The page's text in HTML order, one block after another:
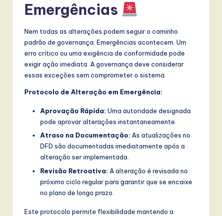
Emergências
Nem todas as alterações podem seguir o caminho
padrão de governança. Emergências acontecem. Um
erro crítico ou uma exigência de conformidade pode
exigir ação imediata. A governança deve considerar
essas exceções sem comprometer o sistema.
Protocolo de Alteração em Emergência:
Aprovação Rápida: Uma autoridade designada
pode aprovar alterações instantaneamente.
Atraso na Documentação: As atualizações no
DFD são documentadas imediatamente após a
alteração ser implementada.
Revisão Retroativa: A alteração é revisada no
próximo ciclo regular para garantir que se encaixe
no plano de longo prazo.
Este protocolo permite flexibilidade mantendo a